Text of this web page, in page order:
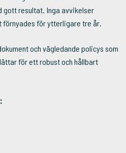
gott resultat. Inga avvikelser
för ytterligare tre år.
och vägledande policys som
för ett robust och hållbart